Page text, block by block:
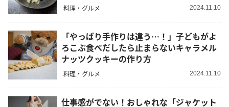
料理・グルメ 2024.11.10
「やっぱり手作りは違う…！」子どもがよ
ろこぶ食べだしたら止まらないキャラメル
ナッツクッキーの作り方
料理・グルメ 2024.11.10
仕事感がでない！おしゃれな「ジャケット